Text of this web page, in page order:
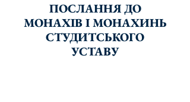
ПОСЛАННЯ ДО
МОНАХІВ І МОНАХИНЬ
СТУДИТСЬКОГО
УСТАВУ